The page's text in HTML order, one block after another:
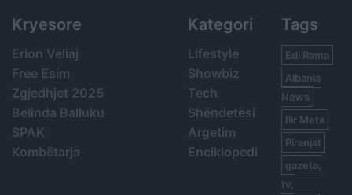
Kryesore
Erion Veliaj
Free Esim
Zgjedhjet 2025
Belinda Balluku
SPAK
Kombëtarja
Kategori
Lifestyle
Showbiz
Tech
Shëndetësi
Argetim
Enciklopedi
Tags
Edi Rama
Albania
News
Ilir Meta
Piranjat
gazeta,
tv,